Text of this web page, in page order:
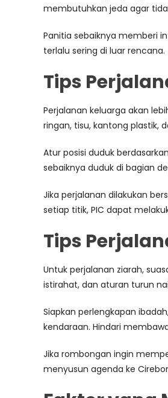
membutuhkan jeda agar
Panitia sebaiknya memberi
terlalu sering di luar rencana.
Tips
Perjalanan keluarga akan
ringan, tisu, kantong plastik,
Atur posisi duduk
sebaiknya duduk di bagian
Jika perjalanan dilakukan
setiap titik, PIC dapat
Tips
Untuk perjalanan ziarah,
istirahat, dan aturan turun
Siapkan perlengkapan
kendaraan. Hindari
Jika rombongan ingin
menyusun agenda ke